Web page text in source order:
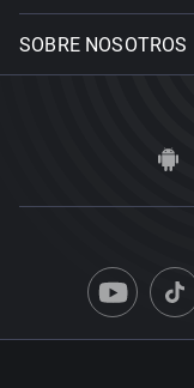
SOBRE NOSOTROS